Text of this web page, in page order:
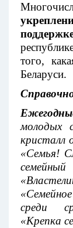
того,
Беларуси.
молодых
кристалл
«Семья!
среди
«Крепка